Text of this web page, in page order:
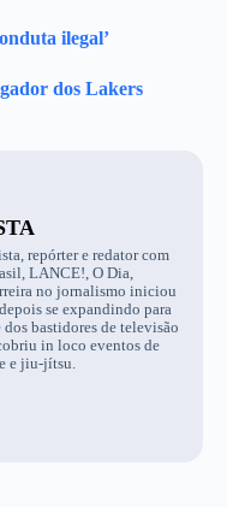
ilegal’
dos Lakers
repórter e redator com
LANCE!, O Dia,
no jornalismo iniciou
se expandindo para
bastidores de televisão
in loco eventos de
e jiu-jítsu.